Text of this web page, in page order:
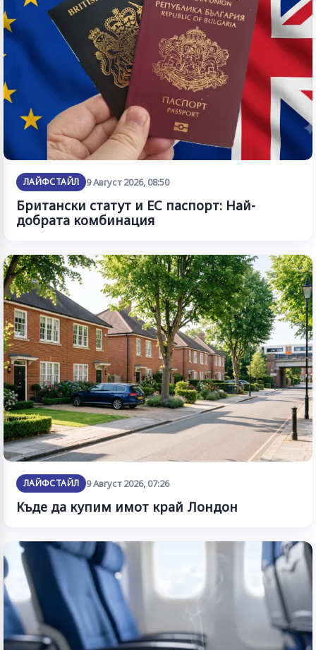
ЛАЙФСТАЙЛ 9 Август 2026, 08:50
Британски статут и ЕС паспорт: Най-
добрата комбинация
ЛАЙФСТАЙЛ 9 Август 2026, 07:26
Къде да купим имот край Лондон